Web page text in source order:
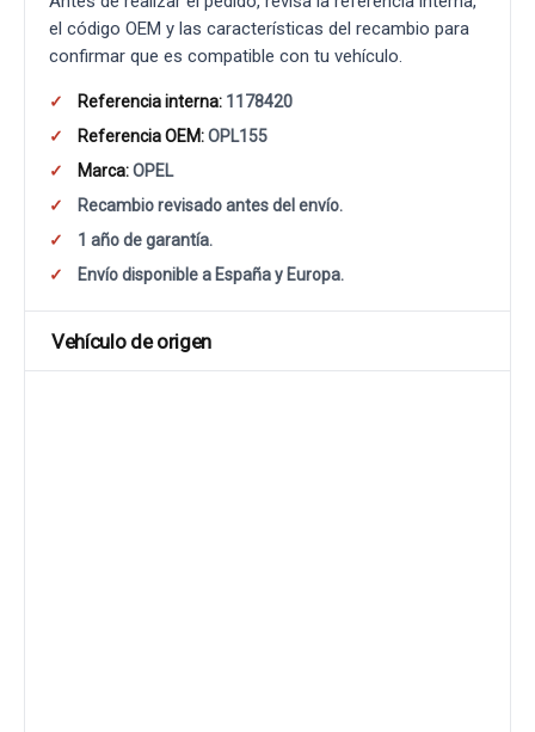
el código OEM y las características del recambio para
confirmar que es compatible con tu vehículo.
Referencia interna: 1178420
Referencia OEM:OPL155
Marca:OPEL
Recambio revisado antes del envío.
1 año de garantía.
Envío disponible a España y Europa.
Vehículo de origen